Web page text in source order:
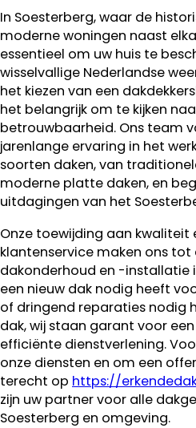
In Soesterberg, waar de
moderne woningen naast
essentieel om uw huis te
wisselvallige Nederlandse
het kiezen van een
het belangrijk om te kijken
betrouwbaarheid. Ons team
jarenlange ervaring in het
soorten daken, van
moderne platte daken, en
uitdagingen van het
Onze toewijding aan kwaliteit
klantenservice maken ons tot
dakonderhoud en -installatie
een nieuw dak nodig heeft
of dringend reparaties nodig
dak, wij staan garant voor
efficiënte dienstverlening.
onze diensten en om een
terecht op https://
zijn uw partner voor alle
Soesterberg en omgeving.